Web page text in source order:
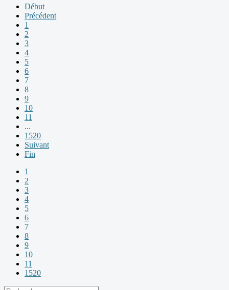
Début
Précédent
1
2
3
4
5
6
7
8
9
10
11
...
1520
Suivant
Fin
1
2
3
4
5
6
7
8
9
10
11
1520